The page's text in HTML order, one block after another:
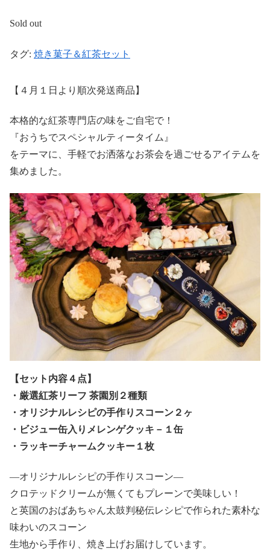
Sold out
タグ: 焼き菓子＆紅茶セット
【４月１日より順次発送商品】
本格的な紅茶専門店の味をご自宅で！
『おうちでスペシャルティータイム』
をテーマに、手軽でお洒落なお茶会を過ごせるアイテムを
集めました。
【セット内容４点】
・厳選紅茶リーフ 茶園別２種類
・オリジナルレシピの手作りスコーン２ヶ
・ビジュー缶入りメレンゲクッキ－１缶
・ラッキーチャームクッキー１枚
—オリジナルレシピの手作りスコーン—
クロテッドクリームが無くてもプレーンで美味しい！
と英国のおばあちゃん太鼓判秘伝レシピで作られた素朴な
味わいのスコーン
生地から手作り、焼き上げお届けしています。